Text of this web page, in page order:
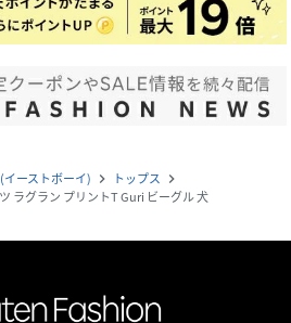
イーストボーイ) navigate_next トップス navigate_next
ラグラン プリントT Guri ビーグル 犬